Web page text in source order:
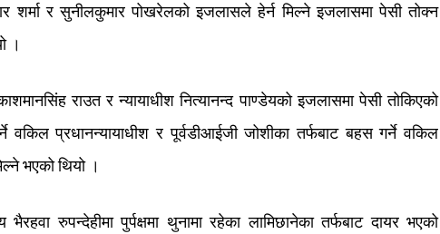
शर्मा र सुनीलकुमार पोखरेलको इजलासले हेर्न मिल्ने इजलासमा पेसी तोक्न
।
राउत र न्यायाधीश नित्यानन्द पाण्डेयको इजलासमा पेसी तोकिएको
वकिल प्रधानन्यायाधीश र पूर्वडीआईजी जोशीका तर्फबाट बहस गर्ने वकिल
भएकोथियो ।
भैरहवा रुपन्देहीमा पुर्पक्षमा थुनामा रहेका लामिछानेका तर्फबाट दायर भएको